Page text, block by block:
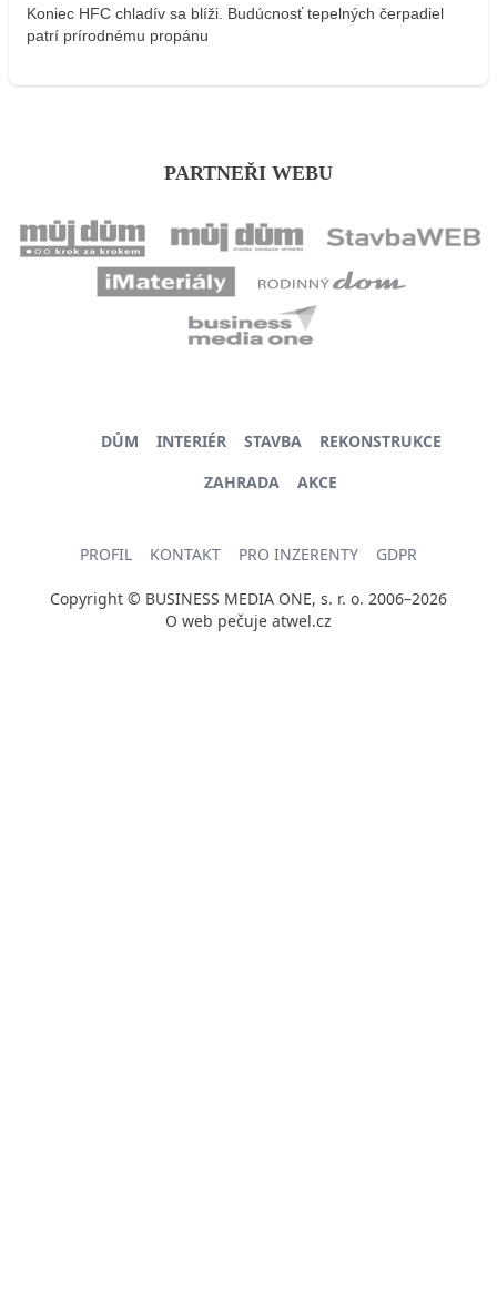
Koniec HFC chladív sa blíži. Budúcnosť tepelných čerpadiel
patrí prírodnému propánu
PARTNEŘI WEBU
DŮM INTERIÉR STAVBA
REKONSTRUKCE
ZAHRADA
AKCE
PROFIL KONTAKT PRO INZERENTY GDPR
Copyright © BUSINESS MEDIA ONE, s. r. o. 2006–2026